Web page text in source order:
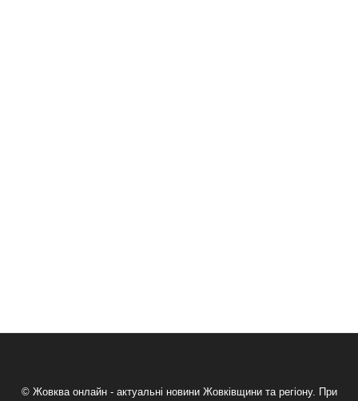
© Жовква онлайн - актуальні новини Жовківщини та регіону. При